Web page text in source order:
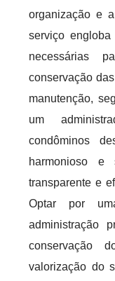
organização e
serviço
necessárias
conservação
manutenção,
um
condôminos
harmonioso
transparente e
Optar por
administração
conservação
valorização do